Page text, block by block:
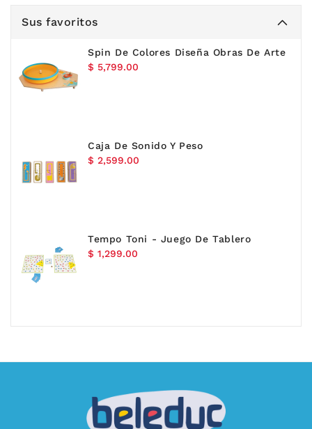
Sus favoritos
Spin De Colores Diseña Obras De Arte
Precio
$ 5,799.00
Caja De Sonido Y Peso
Precio
$ 2,599.00
Tempo Toni - Juego De Tablero
Precio
$ 1,299.00